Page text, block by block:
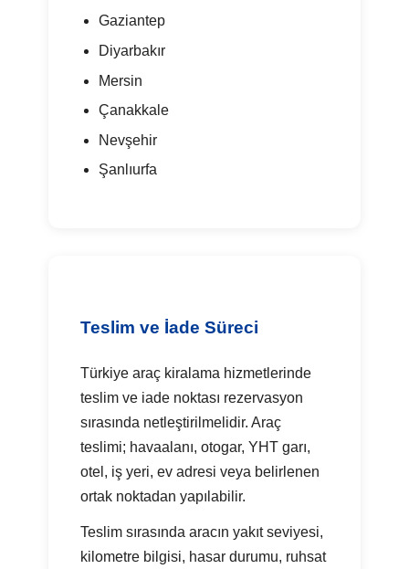
Gaziantep
Diyarbakır
Mersin
Çanakkale
Nevşehir
Şanlıurfa
Teslim ve İade Süreci
Türkiye araç kiralama hizmetlerinde
teslim ve iade noktası rezervasyon
sırasında netleştirilmelidir. Araç
teslimi; havaalanı, otogar, YHT garı,
otel, iş yeri, ev adresi veya belirlenen
ortak noktadan yapılabilir.
Teslim sırasında aracın yakıt seviyesi,
kilometre bilgisi, hasar durumu, ruhsat